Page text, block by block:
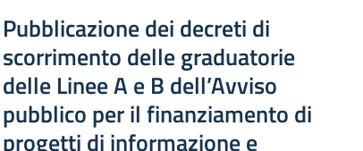
Pubblicazione dei decreti di
scorrimento delle graduatorie
delle Linee A e B dell’Avviso
pubblico per il finanziamento di
progetti di informazione e